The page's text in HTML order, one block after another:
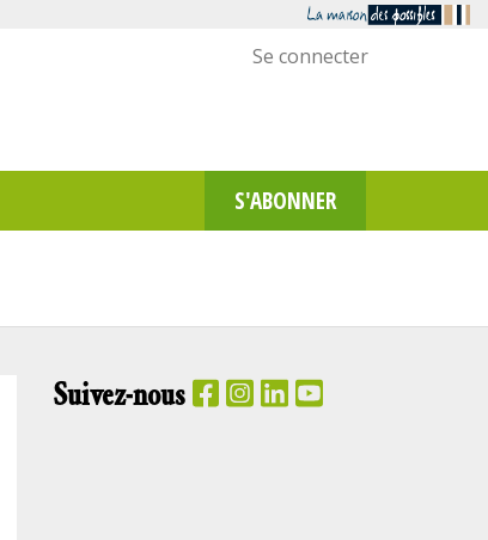
Menu
Se connecter
S'ABONNER
Suivez-nous